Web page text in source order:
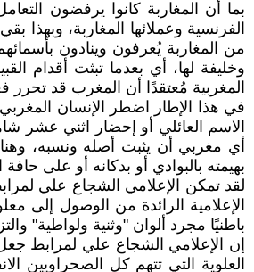
الفرنسية وعملائها المغاربة، وبهذا
من المغاربة يُعرفون وينادون
وخليفة لها، أي بعدما تبثت أقدام
المغربية مُعتقدًا أن المغرب قد تحرر
في هذا الإطار اضطر الإنسان
الاسم العائلي أو إحضار اثني عشر
أي مغربي أن يثبت أصله ونسبه،
بهيمته بالبوادي أو بدكانه أو على
لقد تمكن الإعلامي الشجاع علي
الإعلامية الرائدة من الوصول إلى
باطنيًا مجرد ألوان "وثنية ولواطية"
إن الإعلامي الشجاع علي لمرابط
العلوية التي تتهم كل الصحراويين